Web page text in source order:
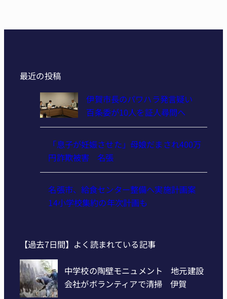
最近の投稿
伊賀市長のパワハラ発言疑い
百条委が10人を証人尋問へ
「息子が妊娠させた」母娘だまされ400万
円詐欺被害 名張
名張市、給食センター整備へ実施計画案
14小学校集約の年次計画も
【過去7日間】よく読まれている記事